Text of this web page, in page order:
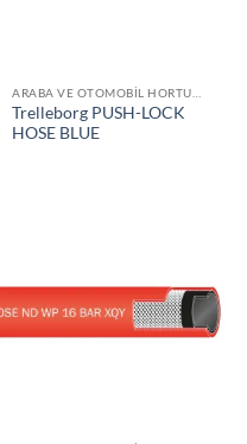
Trelleborg PUSH-LOCK
HOSE BLUE